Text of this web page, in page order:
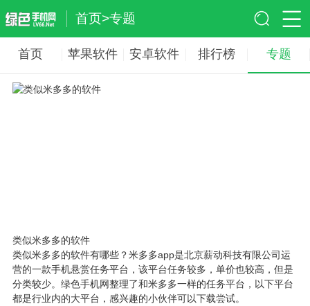
首页>专题
首页 苹果软件 安卓软件 排行榜 专题
类似米多多的软件
类似米多多的软件有哪些？米多多app是北京薪动科技有限公司运
营的一款手机悬赏任务平台，该平台任务较多，单价也较高，但是
分类较少。绿色手机网整理了和米多多一样的任务平台，以下平台
都是行业内的大平台，感兴趣的小伙伴可以下载尝试。